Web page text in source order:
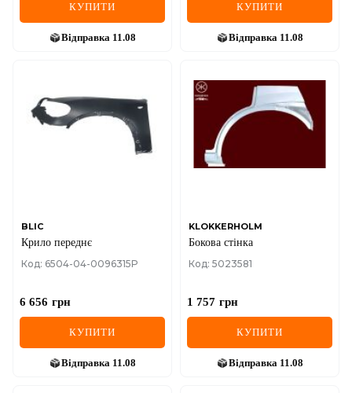
IVECO
LANCIA
LEXUS
LINCOLN
КУПИТИ
Відправка 11.08
КУПИТИ
Відправка 11.08
BLIC
Крило переднє
Код: 6504-04-0096315P
6 656 грн
КУПИТИ
Відправка 11.08
KLOKKERHOLM
Бокова стінка
Код: 5023581
1 757 грн
КУПИТИ
Відправка 11.08